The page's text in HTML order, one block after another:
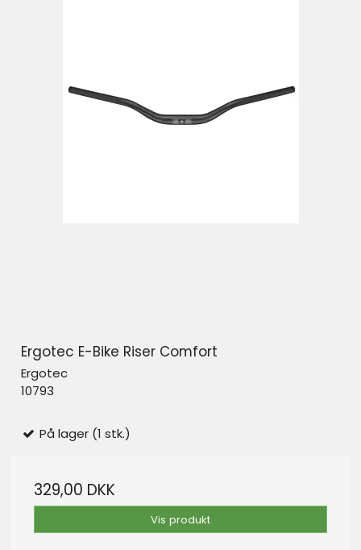
Ergotec E-Bike Riser Comfort
Ergotec
10793
På lager (1 stk.)
329,00 DKK
Vis produkt